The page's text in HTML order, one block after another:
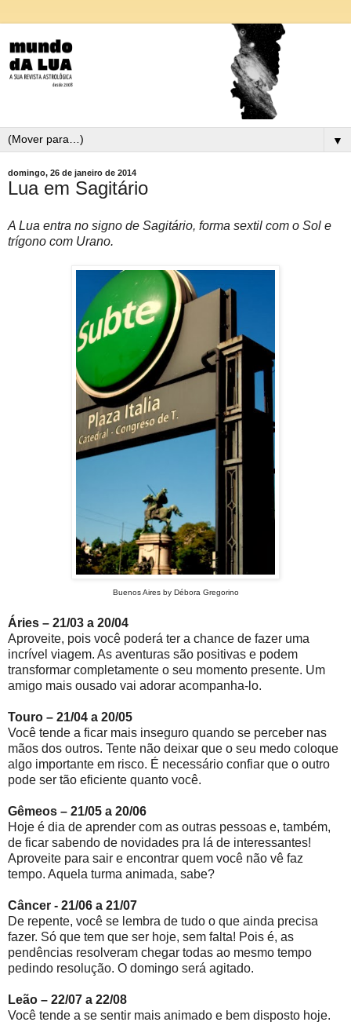
▼
domingo, 26 de janeiro de 2014
Lua em Sagitário
A Lua entra no signo de Sagitário, forma sextil com o Sol e
trígono com Urano.
Buenos Aires by Débora Gregorino
Áries – 21/03 a 20/04
Aproveite, pois você poderá ter a chance de fazer uma
incrível viagem. As aventuras são positivas e podem
transformar completamente o seu momento presente. Um
amigo mais ousado vai adorar acompanha-lo.
Touro – 21/04 a 20/05
Você tende a ficar mais inseguro quando se perceber nas
mãos dos outros. Tente não deixar que o seu medo coloque
algo importante em risco. É necessário confiar que o outro
pode ser tão eficiente quanto você.
Gêmeos – 21/05 a 20/06
Hoje é dia de aprender com as outras pessoas e, também,
de ficar sabendo de novidades pra lá de interessantes!
Aproveite para sair e encontrar quem você não vê faz
tempo. Aquela turma animada, sabe?
Câncer - 21/06 a 21/07
De repente, você se lembra de tudo o que ainda precisa
fazer. Só que tem que ser hoje, sem falta! Pois é, as
pendências resolveram chegar todas ao mesmo tempo
pedindo resolução. O domingo será agitado.
Leão – 22/07 a 22/08
Você tende a se sentir mais animado e bem disposto hoje.